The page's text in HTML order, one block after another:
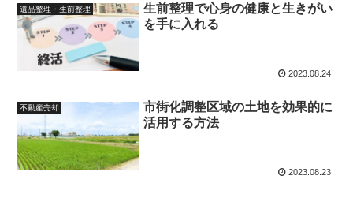
遺品整理・生前整理
生前整理で心身の健康と生きがい
を手に入れる
2023.08.24
不動産売却
市街化調整区域の土地を効果的に
活用する方法
2023.08.23